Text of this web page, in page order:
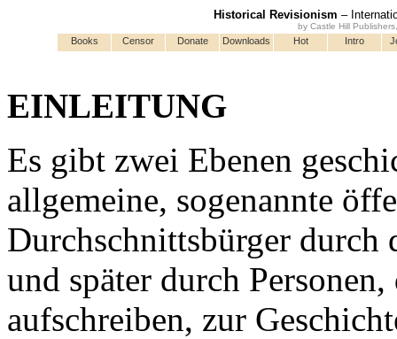
Historical Revisionism –
by Castle Hill
EINLEITUNG
Es gibt zwei Ebenen
allgemeine, sogenannte
Durchschnittsbürger durch
und später durch
aufschreiben, zur
Books Censor Donate Downloads Hot Intro